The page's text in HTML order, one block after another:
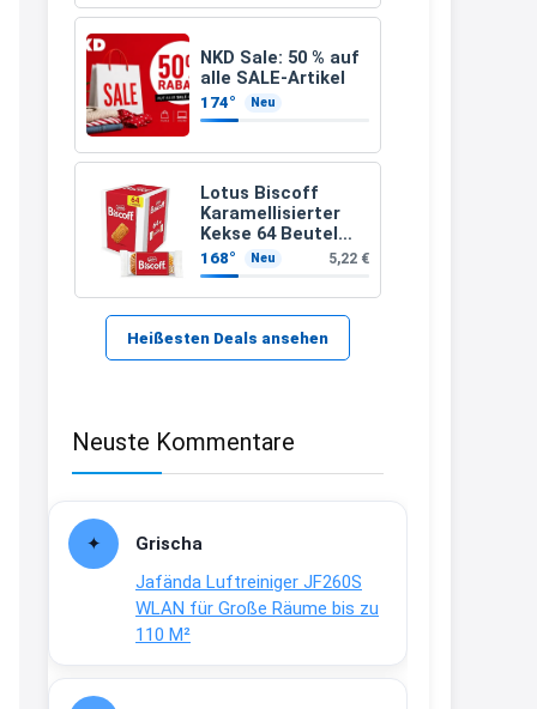
NKD Sale: 50 % auf
alle SALE-Artikel
174° Neu
Lotus Biscoff
Karamellisierter
Kekse 64 Beutel
(992g)
168° Neu 5,22 €
Heißesten Deals ansehen
Neuste Kommentare
Grischa
Jafända Luftreiniger JF260S
WLAN für Große Räume bis zu
110 M²
Kerstin
Meggle bagett Gutschein code
21:37
↩
Kerstin
Bei EDEKA
↩
29.07www.haribo.com/de-
↩
Joachim
Ab diesem Jahr gibt es keine
Fielmann-Blinkis mehr / wurde